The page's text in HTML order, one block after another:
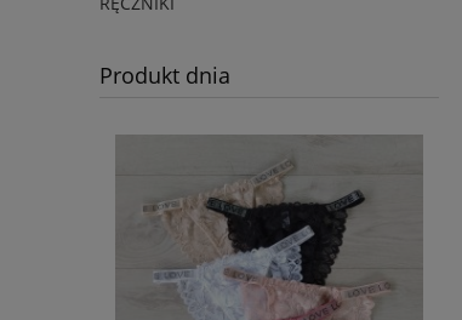
Produkt dnia